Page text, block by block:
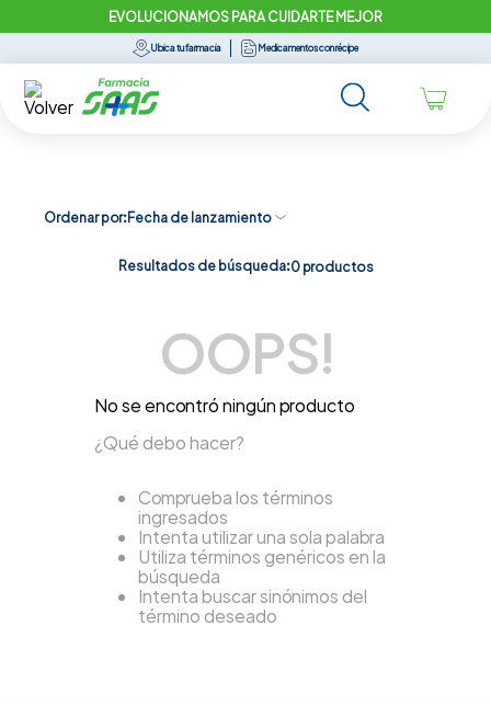
EVOLUCIONAMOS PARA CUIDARTE MEJOR
Ubica tu farmacia Medicamentos con récipe
Ordenar por Fecha de lanzamiento
Resultados de búsqueda:0 productos
OOPS!
No se encontró ningún producto
¿Qué debo hacer?
Comprueba los términos
ingresados
Intenta utilizar una sola palabra
Utiliza términos genéricos en la
búsqueda
Intenta buscar sinónimos del
término deseado